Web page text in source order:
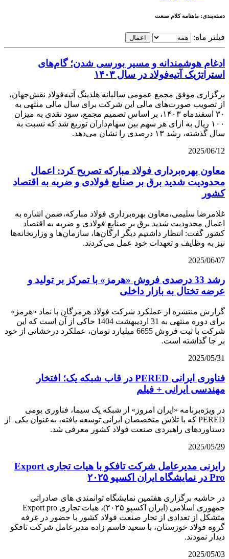
دسته‌بندی: ماهنامه کلام صنعت
فیلتر ماه: اعمال
ادغام هوشمندانه و مسیر بورسی شدن؛ گام‌های
استراتژیک آتیه‌فولاد در سال ۱۴۰۳
برگزاری موفق مجمع عمومی سالیانه هلدینگ آتیه‌فولاد نقش‌جهان،
از تصویب صورت‌های مالی این شرکت برای سال مالی منتهی به
۳۰ اسفندماه ۱۴۰۳، بر اساس تصمیم مجمع، سود نقدی به میزان
۱۰۰ ریال به ازای هر سهم بین سهام‌داران توزیع شد که نسبت به
سال گذشته، رشد ۱۳ درصدی را نشان می‌دهد.
2025/06/12
معاون بهره‌برداری فولاد مبارکه تصریح کرد: اعمال
محدودیت شدید برق بر صنایع فولادی و ضربه به اقتصاد
كشور
غلامرضا سلیمی،معاون بهره‌برداری فولاد مبارکه،ضمن اشاره به
اعمال محدودیت شدید برق بر صنایع فولادی و ضربه به اقتصاد
کشور گفت: انتظار داشتیم دیگر ارگان‌ها، سازمان‌ها و وزارتخانه‌ها
نیز به وظایف و تعهدات خود عمل می‌کردند.
2025/06/07
رشد 33 درصدی فروش «هرمز» با تمرکز بر تولید و
عرضه تختال به بازار داخلی
گزارش منتشره از عملکرد شرکت فولاد هرمزگان با نماد «هرمز»
برای دوره منتهی به 31 اردیبهشت 1404 حاکی از آن است که این
شرکت با ثبت فروش 6655 میلیارد تومان، عملکرد درخشانی از خود
بر جا گذاشته است.
2025/05/31
فناوری ایرانی PERED در قاب شبکه یک؛ افتخار
مهندسی ایرانی + فیلم
در ویژه‌برنامه «ایران امروز» از شبکه یک سیما، فناوری بومی
PERED که با تلاش متخصصان ایرانی توسعه یافته، به‌عنوان یکی از
دستاوردهای راهبردی صنعت فولاد کشور معرفی شد.
2025/05/29
رایزنی مدیرعامل شرکت تافکو با هیات تجاری Export
Pro در نمایشگاه ایران اکسپو ۲۰۲۵
در حاشیه برگزاری هفتمین نمایشگاه توانمندی های صادراتی
جمهوری اسلامی (ایران اکسپو ۲۰۲۵)، هیات تجاری Export pro
متشکل از تعدادی از تجار صنعت فولاد کشور با حضور در غرفه
گروه فولاد خوزستان، با سعید قاسم زاده مدیرعامل شرکت تافکو
دیدار نمودند.
2025/05/03